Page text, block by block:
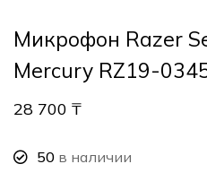
Микрофон Razer
Mercury RZ19-
28 700 ₸
50 в наличии